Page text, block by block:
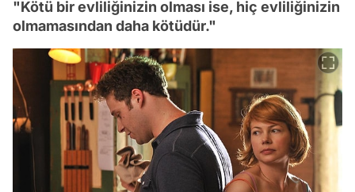
"Kötü bir evliliğinizin olması ise, hiç evliliğinizin
olmamasından daha kötüdür."